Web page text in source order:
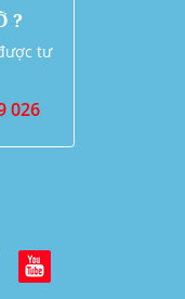
?
tư
026